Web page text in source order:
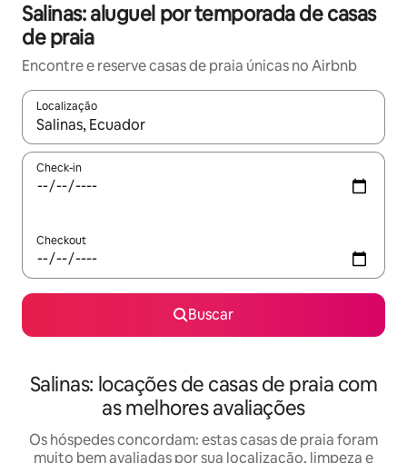
Salinas: aluguel por temporada de casas
de praia
Encontre e reserve casas de praia únicas no Airbnb
Localização
Quando os resultados estiverem disponíveis, explore-os
Check-in
Checkout
Buscar
Salinas: locações de casas de praia com
as melhores avaliações
Os hóspedes concordam: estas casas de praia foram
muito bem avaliadas por sua localização, limpeza e